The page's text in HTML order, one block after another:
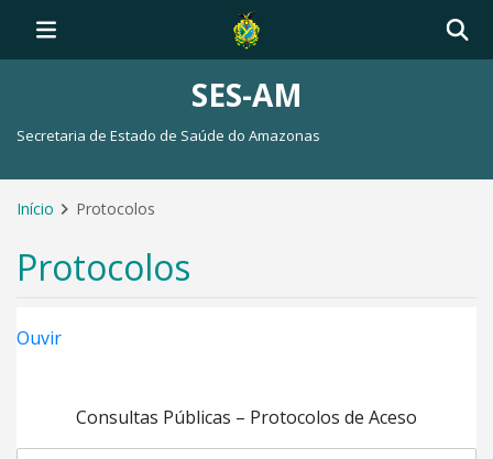
SES-AM
Secretaria de Estado de Saúde do Amazonas
Início Protocolos
Protocolos
Ouvir
Consultas Públicas – Protocolos de Aceso